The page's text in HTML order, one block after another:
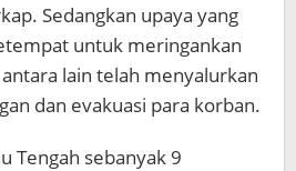
Sedangkan upaya yang
untuk meringankan
lain telah menyalurkan
dan evakuasi para korban.
Tengah sebanyak 9